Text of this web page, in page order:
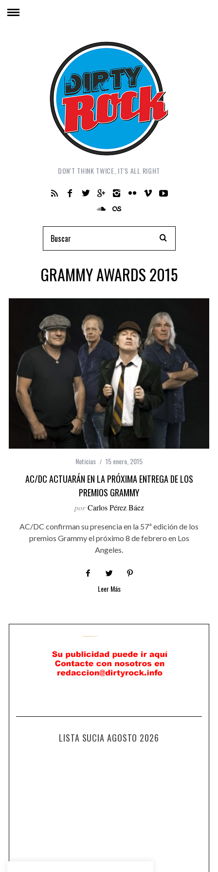
DON'T THINK TWICE, IT'S ALL RIGHT
GRAMMY AWARDS 2015
Noticias 15 enero, 2015
AC/DC ACTUARÁN EN LA PRÓXIMA ENTREGA DE LOS
PREMIOS GRAMMY
por Carlos Pérez Báez
AC/DC confirman su presencia en la 57ª edición de los
premios Grammy el próximo 8 de febrero en Los
Angeles.
Leer Más
LISTA SUCIA AGOSTO 2026